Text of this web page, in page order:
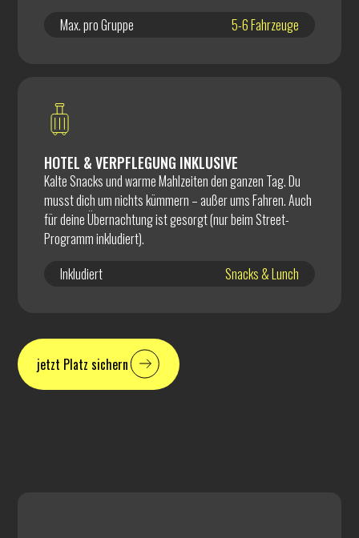
Max. pro Gruppe
5-6 Fahrzeuge
HOTEL & VERPFLEGUNG INKLUSIVE
Kalte Snacks und warme Mahlzeiten den ganzen Tag. Du
musst dich um nichts kümmern – außer ums Fahren. Auch
für deine Übernachtung ist gesorgt (nur beim Street-
Programm inkludiert).
Inkludiert
Snacks & Lunch
jetzt Platz sichern